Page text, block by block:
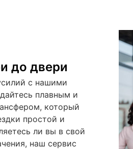
до двери
с нашими
плавным и
который
простой и
ли вы в свой
наш сервис